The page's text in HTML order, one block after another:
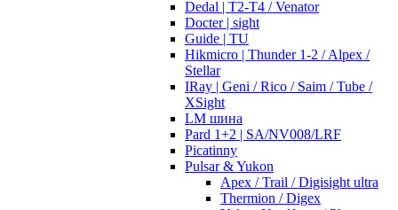
Dedal | T2-T4 / Venator
Docter | sight
Guide | TU
Hikmicro | Thunder 1-2 / Alpex /
Stellar
IRay | Geni / Rico / Saim / Tube /
XSight
LM шина
Pard 1+2 | SA/NV008/LRF
Picatinny
Pulsar & Yukon
Apex / Trail / Digisight ultra
Thermion / Digex